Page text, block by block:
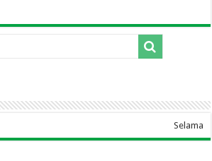
Selamat